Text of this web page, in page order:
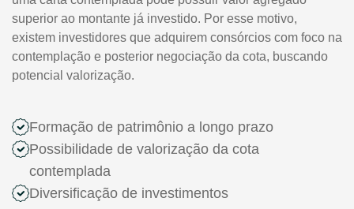
superior ao montante já investido. Por esse motivo,
existem investidores que adquirem consórcios com foco na
contemplação e posterior negociação da cota, buscando
potencial valorização.
Formação de patrimônio a longo prazo
Possibilidade de valorização da cota
contemplada
Diversificação de investimentos